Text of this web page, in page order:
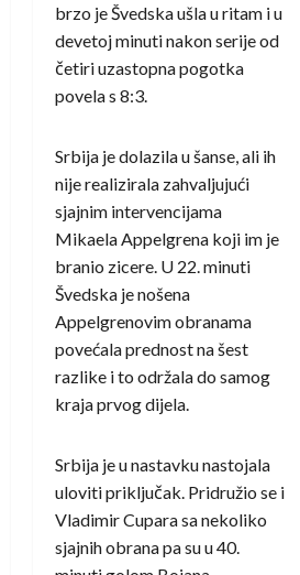
brzo je Švedska ušla u ritam i u
devetoj minuti nakon serije od
četiri uzastopna pogotka
povela s 8:3.
Srbija je dolazila u šanse, ali ih
nije realizirala zahvaljujući
sjajnim intervencijama
Mikaela Appelgrena koji im je
branio zicere. U 22. minuti
Švedska je nošena
Appelgrenovim obranama
povećala prednost na šest
razlike i to održala do samog
kraja prvog dijela.
Srbija je u nastavku nastojala
uloviti priključak. Pridružio se i
Vladimir Cupara sa nekoliko
sjajnih obrana pa su u 40.